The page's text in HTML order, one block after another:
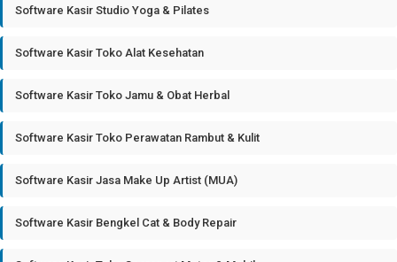
Software Kasir Studio Yoga & Pilates
Software Kasir Toko Alat Kesehatan
Software Kasir Toko Jamu & Obat Herbal
Software Kasir Toko Perawatan Rambut & Kulit
Software Kasir Jasa Make Up Artist (MUA)
Software Kasir Bengkel Cat & Body Repair